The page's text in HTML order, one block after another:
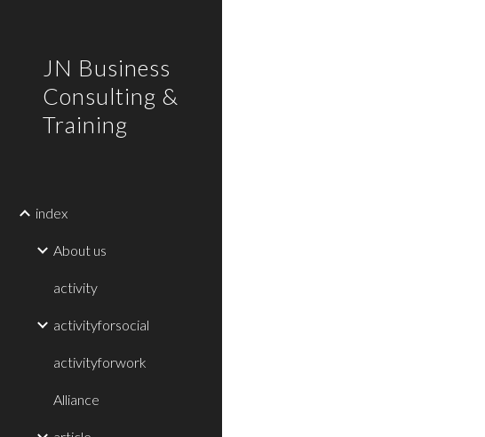
JN Business
Consulting &
Training
index
About us
activity
activityforsocial
activityforwork
Alliance